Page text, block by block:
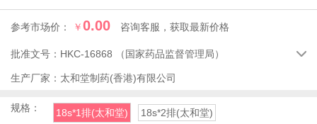
参考市场价： ￥0.00 咨询客服，获取最新价格
批准文号： HKC-16868 （国家药品监督管理局） 
生产厂家： 太和堂制药(香港)有限公司
规格： 18s*1排(太和堂)
18s*2排(太和堂)